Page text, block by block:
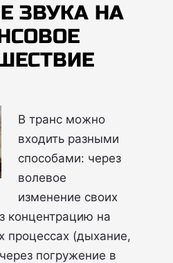
ЗВУКА НА
В транс можно
входить разными
способами: через
волевое
изменение своих
концентрацию на
процессах (дыхание,
погружение в